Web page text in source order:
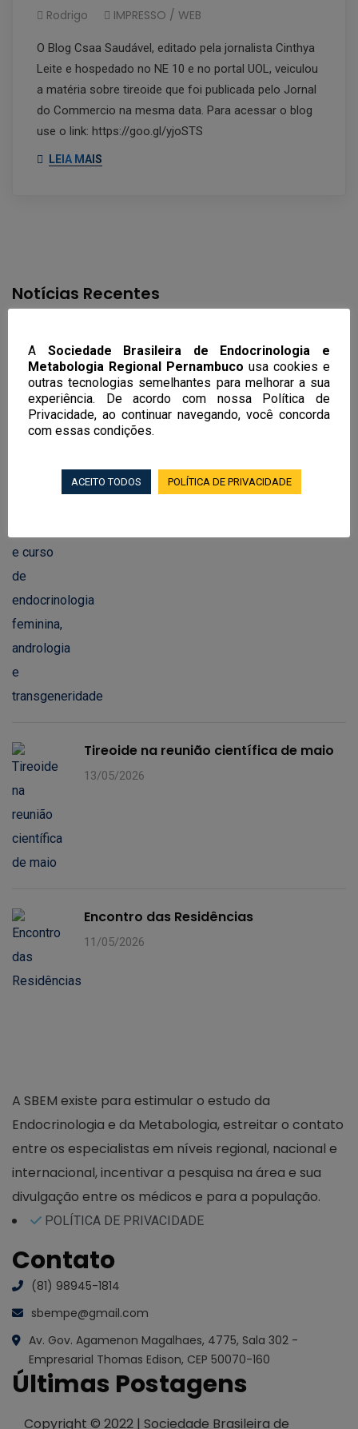
Rodrigo IMPRESSO / WEB
O Blog Csaa Saudável, editado pela jornalista Cinthya
Leite e hospedado no NE 10 e no portal UOL, veiculou
a matéria sobre tireoide que foi publicada pelo Jornal
do Commercio na mesma data. Para acessar o blog
use o link: https://goo.gl/yjoSTS
LEIA MAIS
Notícias Recentes
EndoRecife 2026 terá mais de 100
aulas, workshop em obesidade e curso
de endocrinologia feminina, andrologia
e transgeneridade
02/06/2026
Tireoide na reunião científica de maio
13/05/2026
Encontro das Residências
11/05/2026
A SBEM existe para estimular o estudo da
Endocrinologia e da Metabologia, estreitar o contato
entre os especialistas em níveis regional, nacional e
internacional, incentivar a pesquisa na área e sua
divulgação entre os médicos e para a população.
POLÍTICA DE PRIVACIDADE
Contato
(81) 98945-1814
sbempe@gmail.com
Av. Gov. Agamenon Magalhaes, 4775, Sala 302 -
Empresarial Thomas Edison, CEP 50070-160
Últimas Postagens
Copyright © 2022 | Sociedade Brasileira de
A Sociedade Brasileira de Endocrinologia e
Metabologia Regional Pernambuco usa cookies e
outras tecnologias semelhantes para melhorar a sua
experiência. De acordo com nossa Política de
Privacidade, ao continuar navegando, você concorda
com essas condições.
ACEITO TODOS POLÍTICA DE PRIVACIDADE